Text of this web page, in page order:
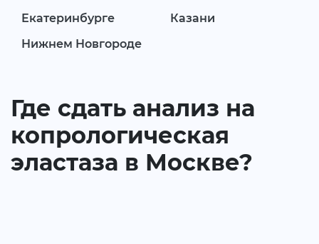
Екатеринбурге
Казани
Нижнем Новгороде
Где сдать анализ на
копрологическая
эластаза в Москве?